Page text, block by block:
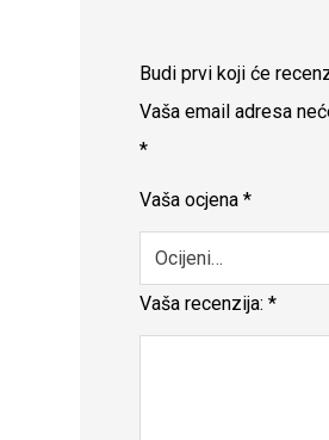
Budi prvi koji će
Vaša email adresa
*
Vaša ocjena*
Vaša recenzija:*